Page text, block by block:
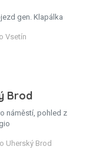
gen. Klapálka
Vsetín
Brod
náměstí, pohled z
Uherský Brod